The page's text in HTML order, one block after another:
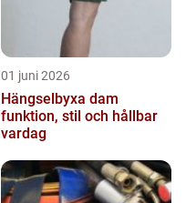
01 juni 2026
Hängselbyxa dam
funktion, stil och hållbar
vardag